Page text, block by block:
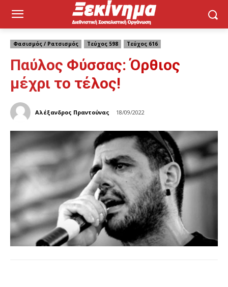
Φασισμός / Ρατσισμός Τεύχος 598 Τεύχος 616
Παύλος Φύσσας: Όρθιος
μέχρι το τέλος!
Αλέξανδρος Πραντούνας 18/09/2022